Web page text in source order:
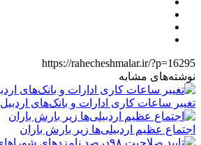
https://rahecheshmalar.ir/?p=16295
نوشته‌های مشابه
تغییر ساعات کاری ادارات و بانک‌های اردبیل
اجتماع عظیم اردبیلی‌ها زیر بارش باران